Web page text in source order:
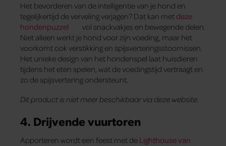
Het bevorderen van de intelligentie van je hond en
tegelijkertijd de verveling verjagen? Dat kan metdeze
hondenpuzzel
vol snackvakjes en bewegende delen.
Niet alleen werkt je hond voor zijn voeding, maar het
voorkomt ook verstikking en spijsverteringsstoornissen.
Het unieke design van het hondenspel laat huisdieren
tijdens het eten spelen, wat de voedingstijd vertraagt en
zo de spijsvertering ondersteunt.
Dit product is niet meer beschikbaar via deze website.
4. Drijvende vuurtoren
Apporteren wordt een feest met de Lighthouse van